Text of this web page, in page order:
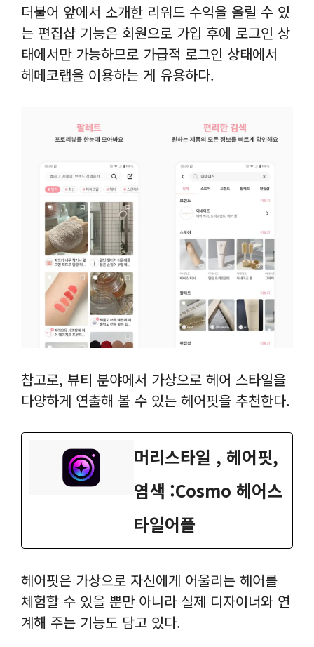
더불어 앞에서 소개한 리워드 수익을 올릴 수 있
는 편집샵 기능은 회원으로 가입 후에 로그인 상
태에서만 가능하므로 가급적 로그인 상태에서
헤메코랩을 이용하는 게 유용하다.
참고로, 뷰티 분야에서 가상으로 헤어 스타일을
다양하게 연출해 볼 수 있는 헤어핏을 추천한다.
‎머리스타일 , 헤어핏,
염색 :Cosmo 헤어스
타일어플
헤어핏은 가상으로 자신에게 어울리는 헤어를
체험할 수 있을 뿐만 아니라 실제 디자이너와 연
계해 주는 기능도 담고 있다.